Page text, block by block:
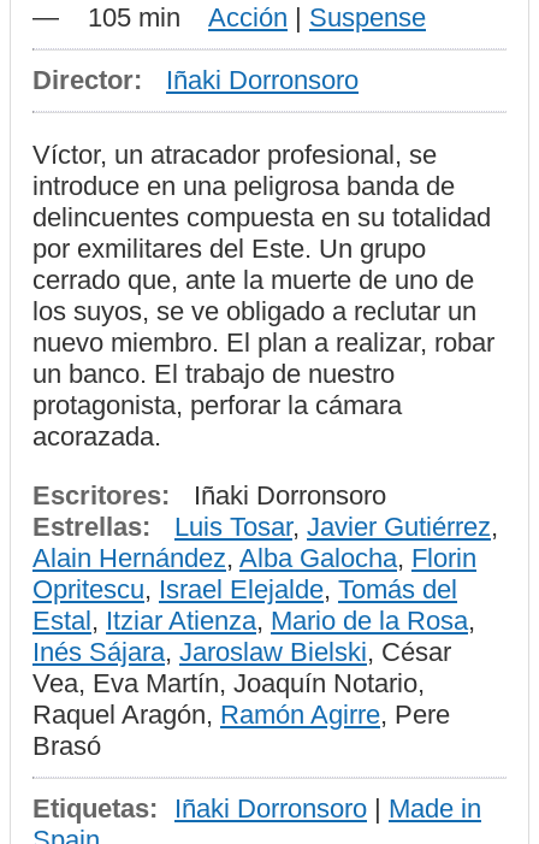
— 105 min Acción | Suspense
Director: Iñaki Dorronsoro
Víctor, un atracador profesional, se
introduce en una peligrosa banda de
delincuentes compuesta en su totalidad
por exmilitares del Este. Un grupo
cerrado que, ante la muerte de uno de
los suyos, se ve obligado a reclutar un
nuevo miembro. El plan a realizar, robar
un banco. El trabajo de nuestro
protagonista, perforar la cámara
acorazada.
Escritores:
Iñaki Dorronsoro
Estrellas:
Luis Tosar, Javier Gutiérrez,
Alain Hernández, Alba Galocha, Florin
Opritescu, Israel Elejalde, Tomás del
Estal, Itziar Atienza, Mario de la Rosa,
Inés Sájara, Jaroslaw Bielski, César
Vea, Eva Martín, Joaquín Notario,
Raquel Aragón, Ramón Agirre, Pere
Brasó
Etiquetas: Iñaki Dorronsoro | Made in